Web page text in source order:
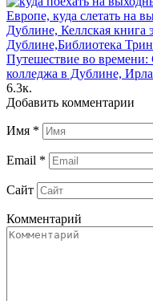
Путешествие во
колледжа в Дублине,
6.3к.
Добавить комментарии
Имя *
Email *
Сайт
Комментарий